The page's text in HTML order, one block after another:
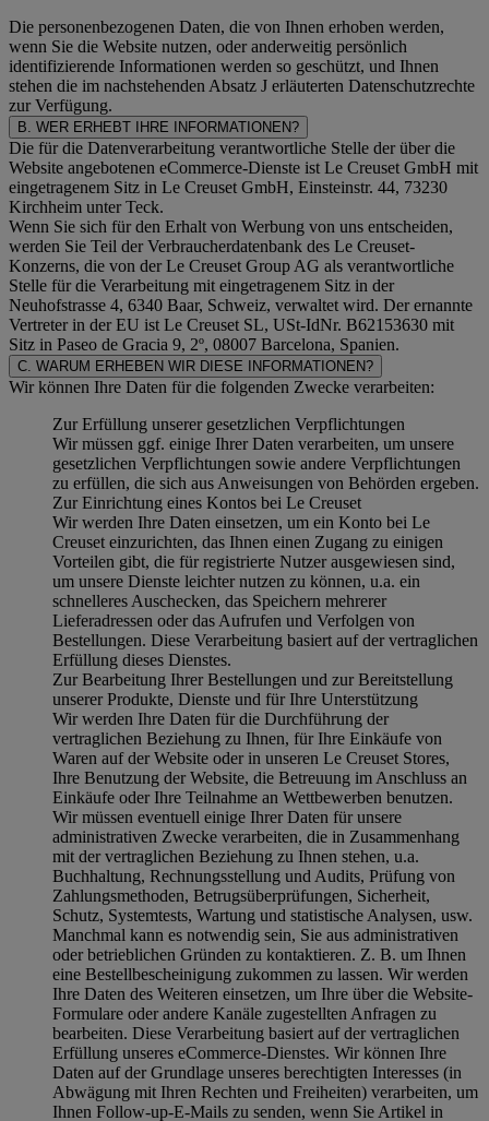
Die personenbezogenen Daten, die von Ihnen erhoben werden,
wenn Sie die Website nutzen, oder anderweitig persönlich
identifizierende Informationen werden so geschützt, und Ihnen
stehen die im nachstehenden Absatz J erläuterten Datenschutzrechte
zur Verfügung.
B. WER ERHEBT IHRE INFORMATIONEN?
Die für die Datenverarbeitung verantwortliche Stelle der über die
Website angebotenen eCommerce-Dienste ist Le Creuset GmbH mit
eingetragenem Sitz in Le Creuset GmbH, Einsteinstr. 44, 73230
Kirchheim unter Teck.
Wenn Sie sich für den Erhalt von Werbung von uns entscheiden,
werden Sie Teil der Verbraucherdatenbank des Le Creuset-
Konzerns, die von der Le Creuset Group AG als verantwortliche
Stelle für die Verarbeitung mit eingetragenem Sitz in der
Neuhofstrasse 4, 6340 Baar, Schweiz, verwaltet wird. Der ernannte
Vertreter in der EU ist Le Creuset SL, USt-IdNr. B62153630 mit
Sitz in Paseo de Gracia 9, 2º, 08007 Barcelona, Spanien.
C. WARUM ERHEBEN WIR DIESE INFORMATIONEN?
Wir können Ihre Daten für die folgenden Zwecke verarbeiten:
Zur Erfüllung unserer gesetzlichen Verpflichtungen
Wir müssen ggf. einige Ihrer Daten verarbeiten, um unsere
gesetzlichen Verpflichtungen sowie andere Verpflichtungen
zu erfüllen, die sich aus Anweisungen von Behörden ergeben.
Zur Einrichtung eines Kontos bei Le Creuset
Wir werden Ihre Daten einsetzen, um ein Konto bei Le
Creuset einzurichten, das Ihnen einen Zugang zu einigen
Vorteilen gibt, die für registrierte Nutzer ausgewiesen sind,
um unsere Dienste leichter nutzen zu können, u.a. ein
schnelleres Auschecken, das Speichern mehrerer
Lieferadressen oder das Aufrufen und Verfolgen von
Bestellungen. Diese Verarbeitung basiert auf der vertraglichen
Erfüllung dieses Dienstes.
Zur Bearbeitung Ihrer Bestellungen und zur Bereitstellung
unserer Produkte, Dienste und für Ihre Unterstützung
Wir werden Ihre Daten für die Durchführung der
vertraglichen Beziehung zu Ihnen, für Ihre Einkäufe von
Waren auf der Website oder in unseren Le Creuset Stores,
Ihre Benutzung der Website, die Betreuung im Anschluss an
Einkäufe oder Ihre Teilnahme an Wettbewerben benutzen.
Wir müssen eventuell einige Ihrer Daten für unsere
administrativen Zwecke verarbeiten, die in Zusammenhang
mit der vertraglichen Beziehung zu Ihnen stehen, u.a.
Buchhaltung, Rechnungsstellung und Audits, Prüfung von
Zahlungsmethoden, Betrugsüberprüfungen, Sicherheit,
Schutz, Systemtests, Wartung und statistische Analysen, usw.
Manchmal kann es notwendig sein, Sie aus administrativen
oder betrieblichen Gründen zu kontaktieren. Z. B. um Ihnen
eine Bestellbescheinigung zukommen zu lassen. Wir werden
Ihre Daten des Weiteren einsetzen, um Ihre über die Website-
Formulare oder andere Kanäle zugestellten Anfragen zu
bearbeiten. Diese Verarbeitung basiert auf der vertraglichen
Erfüllung unseres eCommerce-Dienstes. Wir können Ihre
Daten auf der Grundlage unseres berechtigten Interesses (in
Abwägung mit Ihren Rechten und Freiheiten) verarbeiten, um
Ihnen Follow-up-E-Mails zu senden, wenn Sie Artikel in